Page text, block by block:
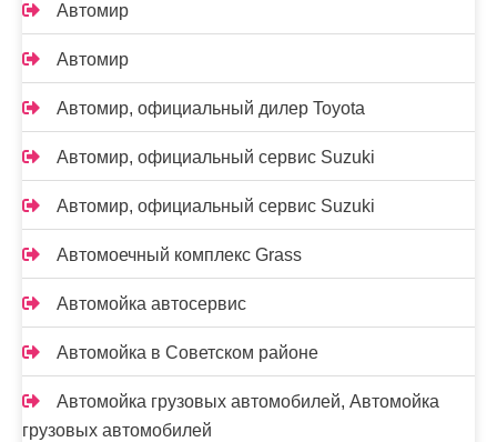
Автомир
Автомир
Автомир, официальный дилер Toyota
Автомир, официальный сервис Suzuki
Автомир, официальный сервис Suzuki
Автомоечный комплекс Grass
Автомойка автосервис
Автомойка в Советском районе
Автомойка грузовых автомобилей, Автомойка
грузовых автомобилей